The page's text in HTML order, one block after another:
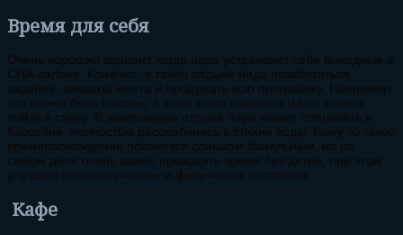
Время для себя
Очень хороший вариант, когда пара устраивает себе выходные в
СПА-салоне. Конечно, о таком отдыхе надо позаботиться
заранее, заказать места и продумать всю программу. Например,
это может быть массаж, а если этого окажется мало, можно
пойти в сауну. В завершении отдыха пара может поплавать в
бассейне, полностью расслабляясь в стихии воды. Кому-то такое
времяпровождение покажется слишком банальным, но на
самом деле очень важно проводить время без детей, при этом
улучшая психологическое и физическое состояние.
Кафе